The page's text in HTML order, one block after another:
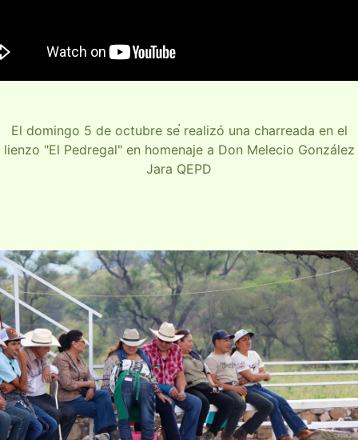
.
El domingo 5 de octubre se realizó una charreada en el
lienzo "El Pedregal" en homenaje a Don Melecio González
Jara QEPD